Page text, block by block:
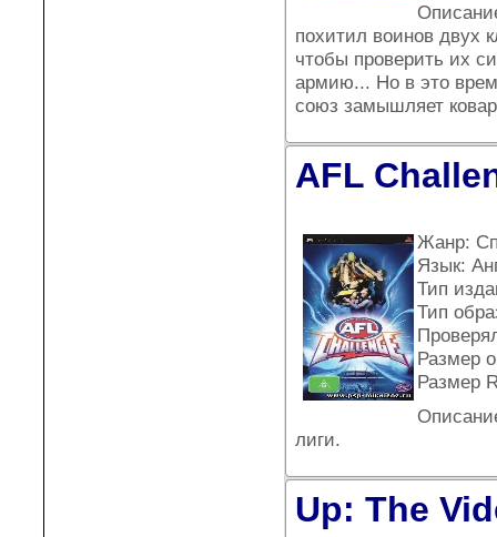
похитил воинов двух
чтобы проверить их
армию... Но в это
союз замышляет
AFL
Жанр:
Язык:
Тип
Тип
Размер
Размер
лиги.
Up: The